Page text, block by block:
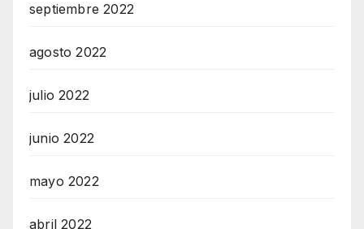
septiembre 2022
agosto 2022
julio 2022
junio 2022
mayo 2022
abril 2022